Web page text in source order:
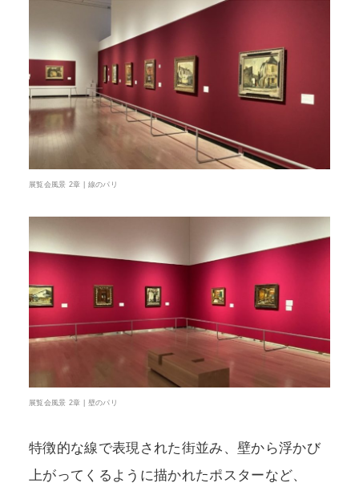
展覧会風景 2章 | 線のパリ
展覧会風景 2章 | 壁のパリ
特徴的な線で表現された街並み、壁から浮かび
上がってくるように描かれたポスターなど、